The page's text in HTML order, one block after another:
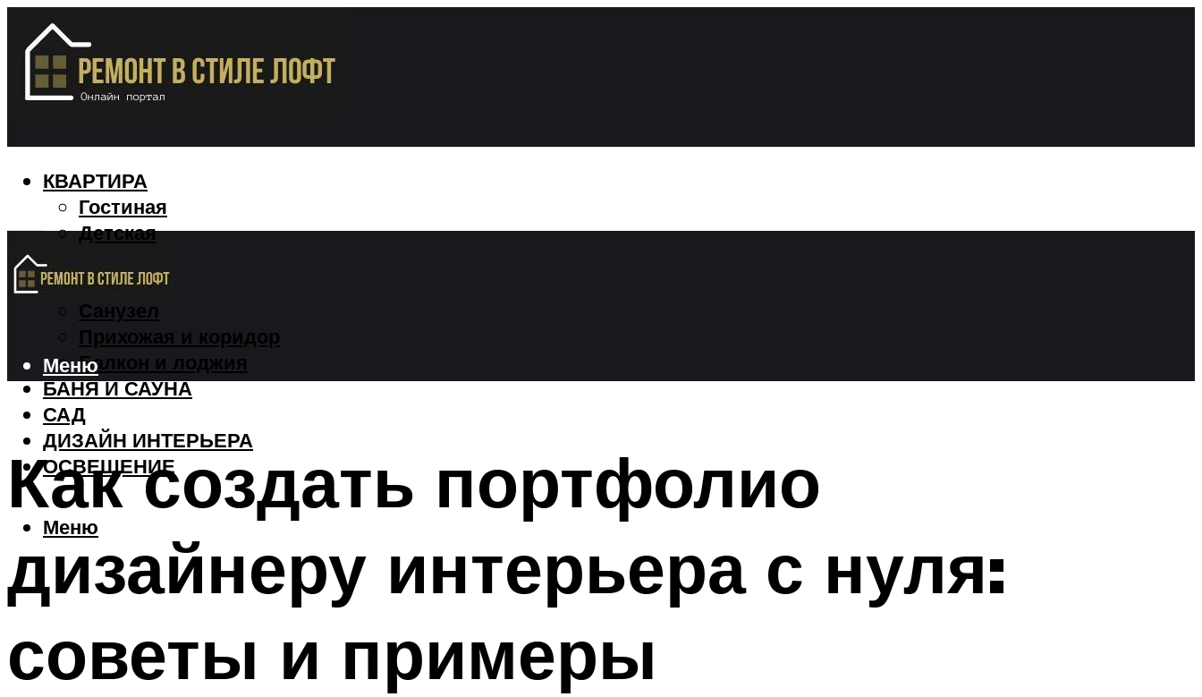
КВАРТИРА
Гостиная
Детская
Спальня
Санузел
Прихожая и коридор
Балкон и лоджия
БАНЯ И САУНА
САД
ДИЗАЙН ИНТЕРЬЕРА
ОСВЕЩЕНИЕ
Меню
Меню
Как создать портфолио
дизайнеру интерьера с нуля:
советы и примеры